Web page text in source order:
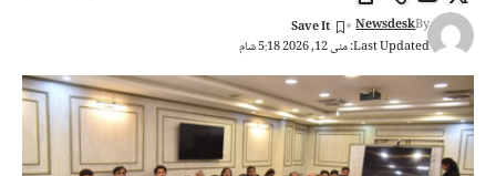
Last Updated: مئی 12, 2026 5:18 شام
By
Newsdesk